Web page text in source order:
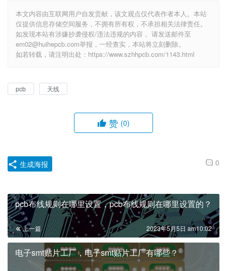
本文内容由互联网用户自发贡献，该文观点仅代表作者本人。本站
仅提供信息存储空间服务，不拥有所有权，不承担相关法律责任。
如发现本站有涉嫌抄袭侵权/违法违规的内容， 请发送邮件至
em02@huihepcb.com举报，一经查实，本站将立刻删除。
如若转载，请注明出处：https://www.szhhpcb.com/1143.html
pcb 天线
赞 (0)
0
生成海报
pcb布线规则在哪里设置，pcb布线规则在哪里设置的？
上一篇 2023年5月5日 am10:02
电子smt贴片工厂，电子smt贴片工厂有哪些？